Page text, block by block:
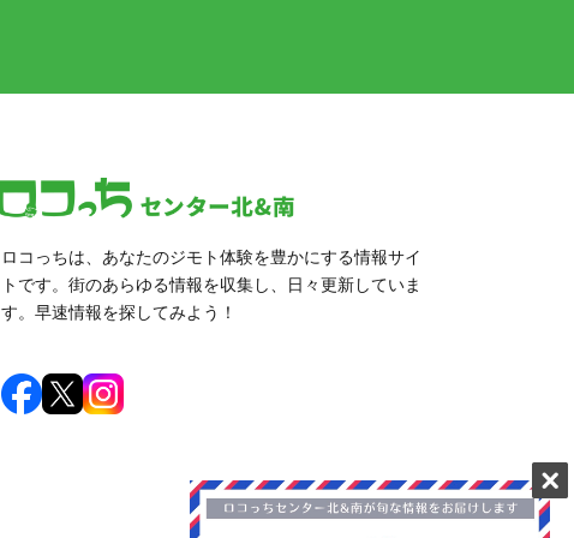
ロコっちは、あなたのジモト体験を豊かにする情報サイ
トです。街のあらゆる情報を収集し、日々更新していま
す。早速情報を探してみよう！